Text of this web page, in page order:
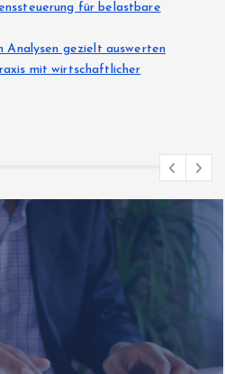
für belastbare
gezielt auswerten
mit wirtschaftlicher